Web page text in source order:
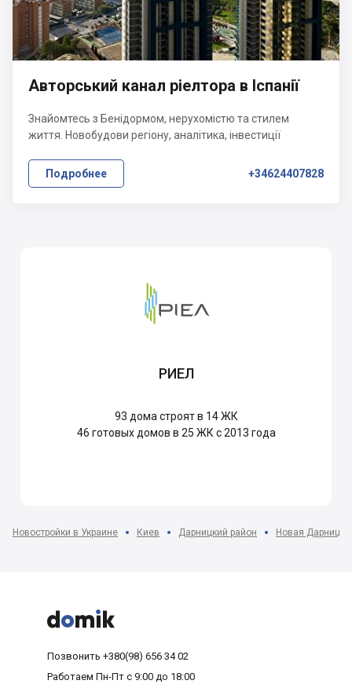
Авторський канал ріелтора в Іспанії
Знайомтесь з Бенідормом, нерухомістю та стилем
життя. Новобудови регіону, аналітика, інвестиції
Подробнее +34624407828
РИЕЛ
93 дома строят в 14 ЖК
46 готовых домов в 25 ЖК с 2013 года
Новостройки в Украине Киев Дарницкий район Новая Дарница



Позвонить +380(98) 656 34 02
Работаем Пн-Пт с 9:00 до 18:00